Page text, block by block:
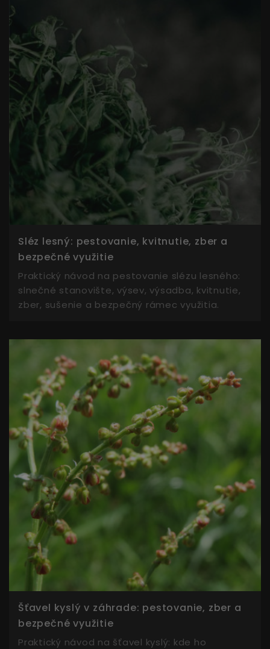
Sléz lesný: pestovanie, kvitnutie, zber a
bezpečné využitie
Praktický návod na pestovanie slézu lesného:
slnečné stanovište, výsev, výsadba, kvitnutie,
zber, sušenie a bezpečný rámec využitia.
Šťavel kyslý v záhrade: pestovanie, zber a
bezpečné využitie
Praktický návod na šťavel kyslý: kde ho